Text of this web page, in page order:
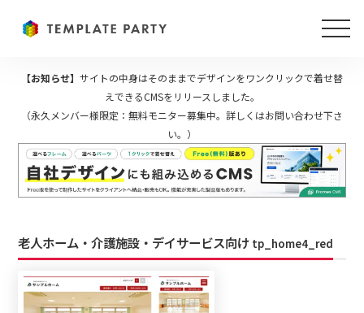
【お知らせ】 サイトの中身はそのままでデザインをワンクリックで着せ替
えできるCMSをリリースしました。
（永久メンバー様限定：無料モニター募集中。詳しくはお問い合わせ下さ
い。）
老人ホーム・介護施設・デイサービス向け tp_home4_red